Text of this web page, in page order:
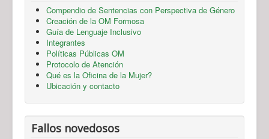
Compendio de Sentencias con Perspectiva de Género
Creación de la OM Formosa
Guía de Lenguaje Inclusivo
Integrantes
Políticas Públicas OM
Protocolo de Atención
Qué es la Oficina de la Mujer?
Ubicación y contacto
Fallos novedosos